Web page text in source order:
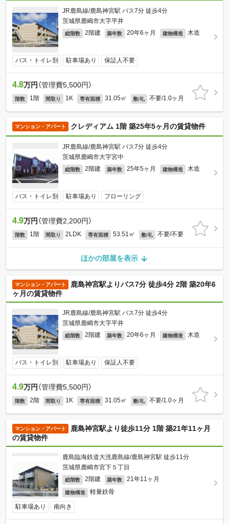
JR鹿島線/鹿島神宮駅 バス7分 徒歩4分
茨城県鹿嶋市大字平井
総階数 2階建 築年数 20年6ヶ月 建物構造 木造
バス・トイレ別 駐車場あり 保証人不要
4.8万円 （管理費5,500円）
階数 1階 間取り 1K 専有面積 31.05㎡ 敷/礼 不要/1.0ヶ月
マンション・アパート クレディアム 1階 築25年5ヶ月の賃貸物件
JR鹿島線/鹿島神宮駅 バス7分 徒歩4分
茨城県鹿嶋市大字宮中
総階数 2階建 築年数 25年5ヶ月 建物構造 木造
バス・トイレ別 駐車場あり フローリング
4.9万円 （管理費2,200円）
階数 1階 間取り 2LDK 専有面積 53.51㎡ 敷/礼 不要/不要
ほかの部屋を表示
マンション・アパート
鹿島神宮駅よりバス7分 徒歩4分 2階 築20年6
ヶ月の賃貸物件
JR鹿島線/鹿島神宮駅 バス7分 徒歩4分
茨城県鹿嶋市大字平井
総階数 2階建 築年数 20年6ヶ月 建物構造 木造
バス・トイレ別 駐車場あり 保証人不要
4.9万円 （管理費5,500円）
階数 2階 間取り 1K 専有面積 31.05㎡ 敷/礼 不要/1.0ヶ月
マンション・アパート
鹿島神宮駅より徒歩11分 1階 築21年11ヶ月
の賃貸物件
鹿島臨海鉄道大洗鹿島線/鹿島神宮駅 徒歩11分
茨城県鹿嶋市宮下５丁目
総階数 2階建 築年数 21年11ヶ月
建物構造 軽量鉄骨
駐車場あり 南向き